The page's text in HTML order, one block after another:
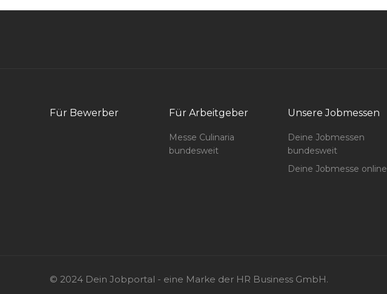
Für Bewerber Für Arbeitgeber
Messe Culinaria
bundesweit
Unsere Jobmessen
Deine Jobmessen
bundesweit
Deine Jobmesse online
© 2024 Dein Jobportal - eine Marke der HR Business GmbH.